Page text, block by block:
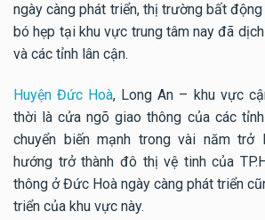
ngày càng phát triển, thị trường bất
bó hẹp tại khu vực trung tâm nay đã
và các tỉnh lân cận.
Huyện Đức Hoà, Long An – khu vực
thời là cửa ngõ giao thông của các tỉnh
chuyển biến mạnh trong vài năm
hướng trở thành đô thị vệ tinh của
thông ở Đức Hoà ngày càng phát triển
triển của khu vực này.